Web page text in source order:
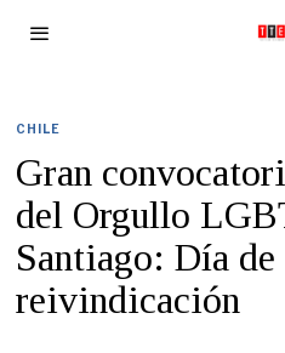
CHILE
Gran
del Orgullo
Santiago: Día
reivindicación